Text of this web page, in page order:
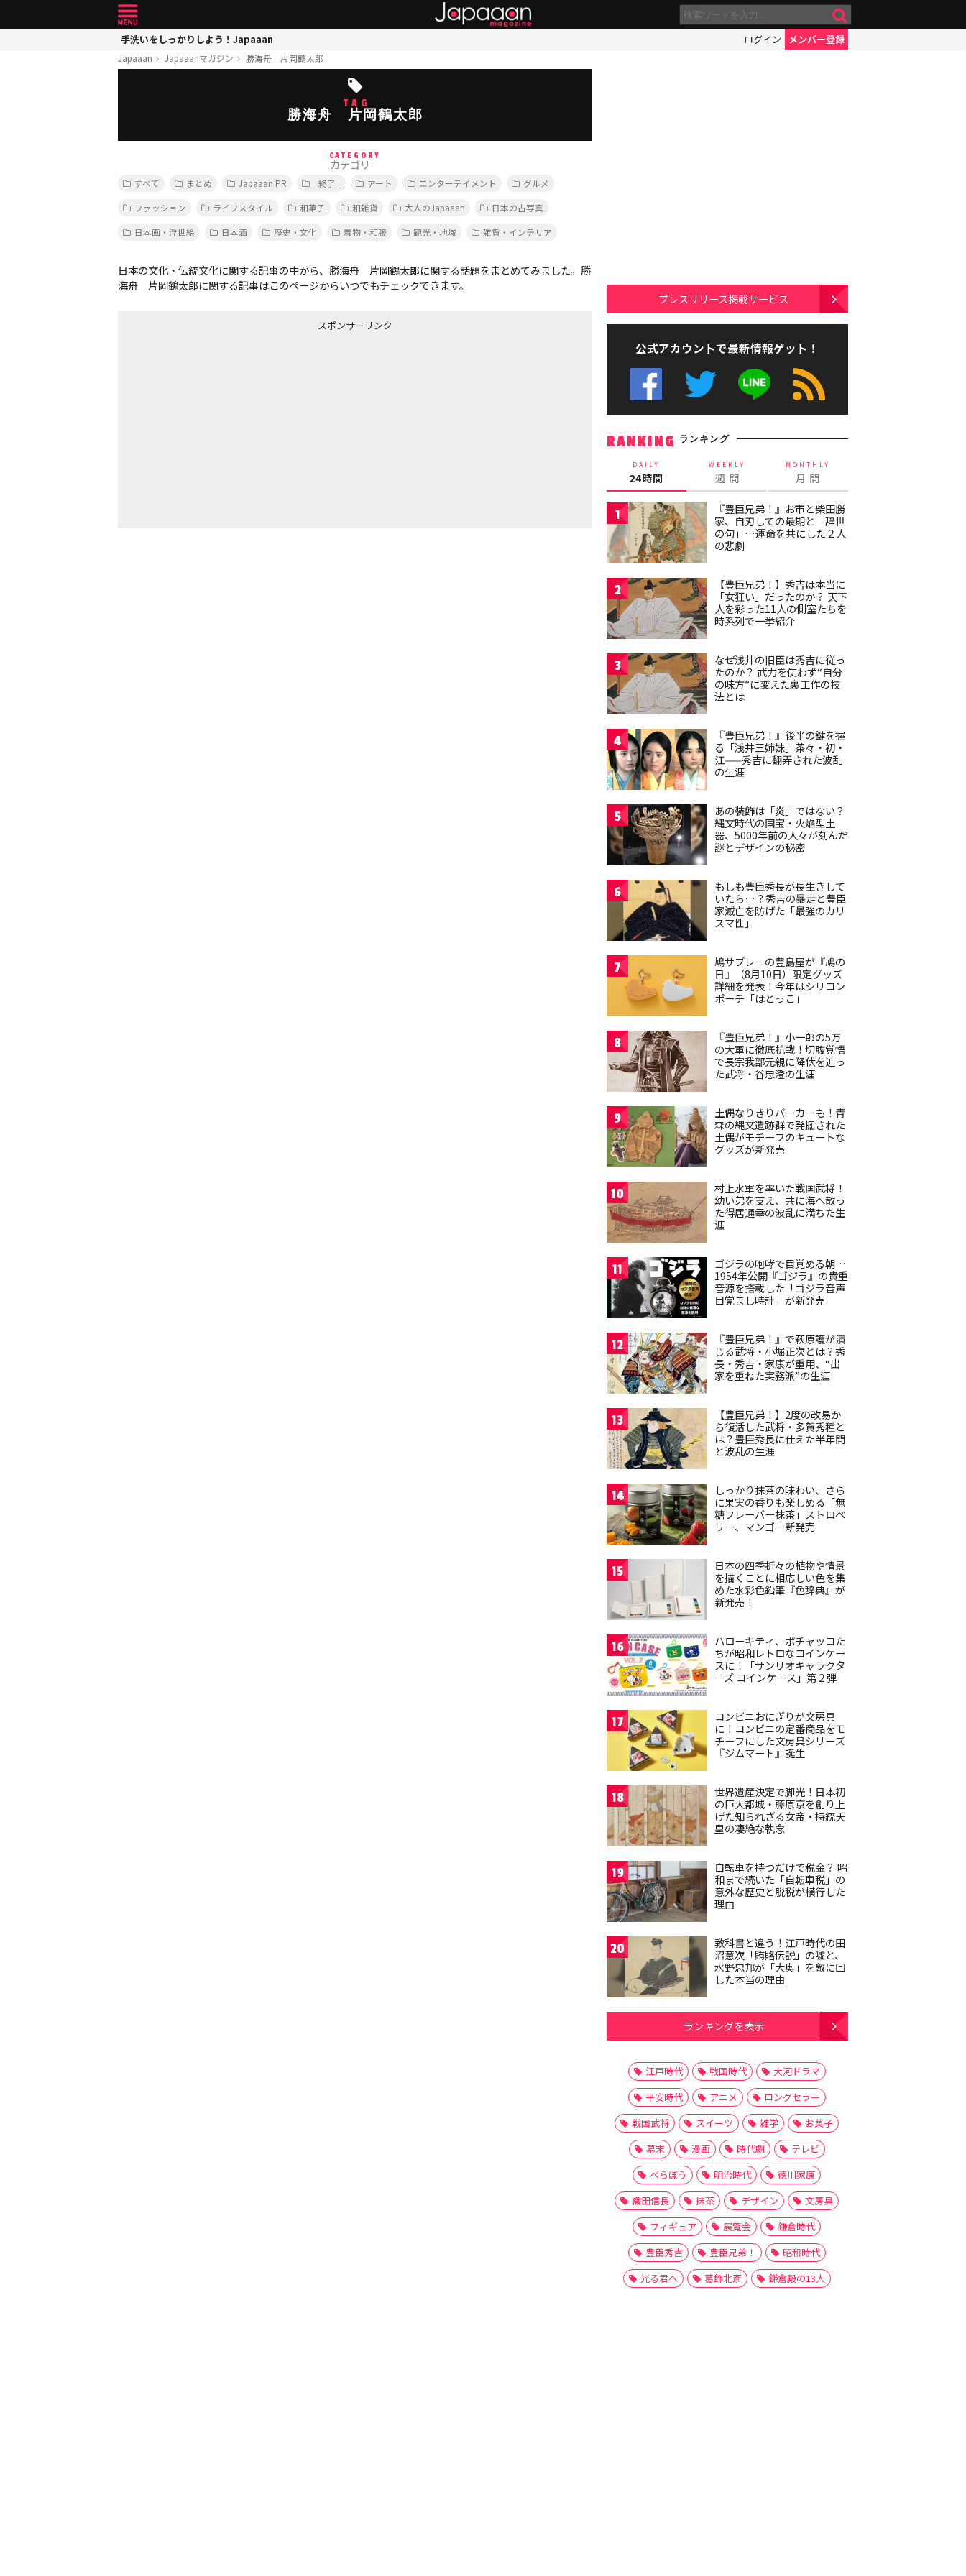
手洗いをしっかりしよう！Japaaan ログイン メンバー登録
Japaaan Japaaanマガジン 勝海舟 片岡鶴太郎
TAG
勝海舟 片岡鶴太郎
CATEGORY
カテゴリー
すべて まとめ Japaaan PR _終了_ アート エンターテイメント
グルメ
ファッション
ライフスタイル 和菓子 和雑貨 大人のJapaaan
日本の古写真
日本画・浮世絵
日本酒 歴史・文化 着物・和服 観光・地域 雑貨・インテリア
日本の文化・伝統文化に関する記事の中から、勝海舟 片岡鶴太郎に関する話題をまとめてみました。勝
海舟 片岡鶴太郎に関する記事はこのページからいつでもチェックできます。
スポンサーリンク
プレスリリース掲載サービス
公式アカウントで最新情報ゲット！
RANKING ランキング
DAILY
24時間
WEEKLY
週 間
MONTHLY
月 間
1
『豊臣兄弟！』お市と柴田勝
家、自刃しての最期と「辞世
の句」…運命を共にした２人
の悲劇
2
【豊臣兄弟！】秀吉は本当に
「女狂い」だったのか？ 天下
人を彩った11人の側室たちを
時系列で一挙紹介
3
なぜ浅井の旧臣は秀吉に従っ
たのか？ 武力を使わず“自分
の味方”に変えた裏工作の技
法とは
4
『豊臣兄弟！』後半の鍵を握
る「浅井三姉妹」茶々・初・
江——秀吉に翻弄された波乱
の生涯
5
あの装飾は「炎」ではない？
縄文時代の国宝・火焔型土
器、5000年前の人々が刻んだ
謎とデザインの秘密
6
もしも豊臣秀長が長生きして
いたら…？秀吉の暴走と豊臣
家滅亡を防げた「最強のカリ
スマ性」
7
鳩サブレーの豊島屋が『鳩の
日』（8月10日）限定グッズ
詳細を発表！今年はシリコン
ポーチ「はとっこ」
8
『豊臣兄弟！』小一郎の5万
の大軍に徹底抗戦！切腹覚悟
で長宗我部元親に降伏を迫っ
た武将・谷忠澄の生涯
9
土偶なりきりパーカーも！青
森の縄文遺跡群で発掘された
土偶がモチーフのキュートな
グッズが新発売
10
村上水軍を率いた戦国武将！
幼い弟を支え、共に海へ散っ
た得居通幸の波乱に満ちた生
涯
11
ゴジラの咆哮で目覚める朝…
1954年公開『ゴジラ』の貴重
音源を搭載した「ゴジラ音声
目覚まし時計」が新発売
12
『豊臣兄弟！』で萩原護が演
じる武将・小堀正次とは？秀
長・秀吉・家康が重用、“出
家を重ねた実務派”の生涯
13
【豊臣兄弟！】2度の改易か
ら復活した武将・多賀秀種と
は？豊臣秀長に仕えた半年間
と波乱の生涯
14
しっかり抹茶の味わい、さら
に果実の香りも楽しめる「無
糖フレーバー抹茶」ストロベ
リー、マンゴー新発売
15
日本の四季折々の植物や情景
を描くことに相応しい色を集
めた水彩色鉛筆『色辞典』が
新発売！
16
ハローキティ、ポチャッコた
ちが昭和レトロなコインケー
スに！「サンリオキャラクタ
ーズ コインケース」第２弾
17
コンビニおにぎりが文房具
に！コンビニの定番商品をモ
チーフにした文房具シリーズ
『ジムマート』誕生
18
世界遺産決定で脚光！日本初
の巨大都城・藤原京を創り上
げた知られざる女帝・持統天
皇の凄絶な執念
19
自転車を持つだけで税金？ 昭
和まで続いた「自転車税」の
意外な歴史と脱税が横行した
理由
20
教科書と違う！江戸時代の田
沼意次「賄賂伝説」の嘘と、
水野忠邦が「大奥」を敵に回
した本当の理由
ランキングを表示
江戸時代 戦国時代
大河ドラマ
平安時代
アニメ
ロングセラー
戦国武将
スイーツ 雑学
お菓子
幕末
漫画 時代劇
テレビ
べらぼう
明治時代
徳川家康
織田信長
抹茶 デザイン
文房具
フィギュア
展覧会
鎌倉時代
豊臣秀吉
豊臣兄弟！
昭和時代
光る君へ
葛飾北斎 鎌倉殿の13人